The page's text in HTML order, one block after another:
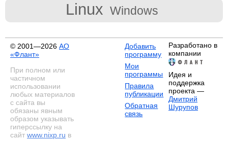
Linux Windows
© 2001—2026 АО
«Флант»
При полном или
частичном
использовании
любых материалов
с сайта вы
обязаны явным
образом указывать
гиперссылку на
сайт www.nixp.ru в
Добавить
программу
Мои
программы
Правила
публикации
Обратная
связь
Разработано в
компании
Идея и
поддержка
проекта —
Дмитрий
Шурупов